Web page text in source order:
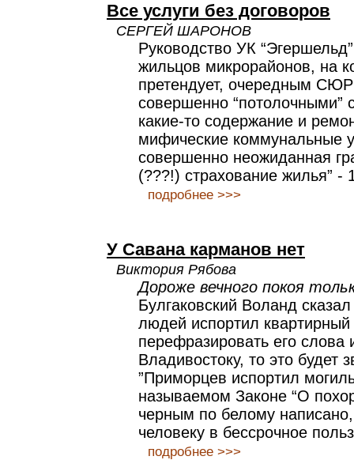
Все услуги без договоров
СЕРГЕЙ ШАРОНОВ
Руководство УК
жильцов микрорайонов, на
претендует, очередным
совершенно “потолочными”
какие-то содержание и
мифические коммунальные
совершенно неожиданная
(???!) страхование жилья” -
подробнее >>>
У Савана карманов нет
Виктория Рябова
Дороже вечного покоя
Булгаковский Воланд
людей испортил квартирный
перефразировать его слова
Владивостоку, то это будет
”Приморцев испортил
называемом Законе “О
черным по белому
человеку в бессрочное
подробнее >>>